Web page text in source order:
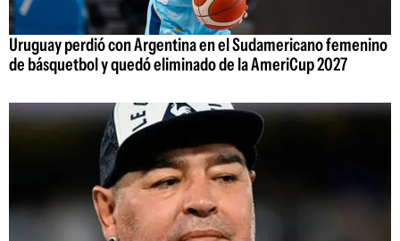
Uruguay perdió con Argentina en el Sudamericano femenino
de básquetbol y quedó eliminado de la AmeriCup 2027